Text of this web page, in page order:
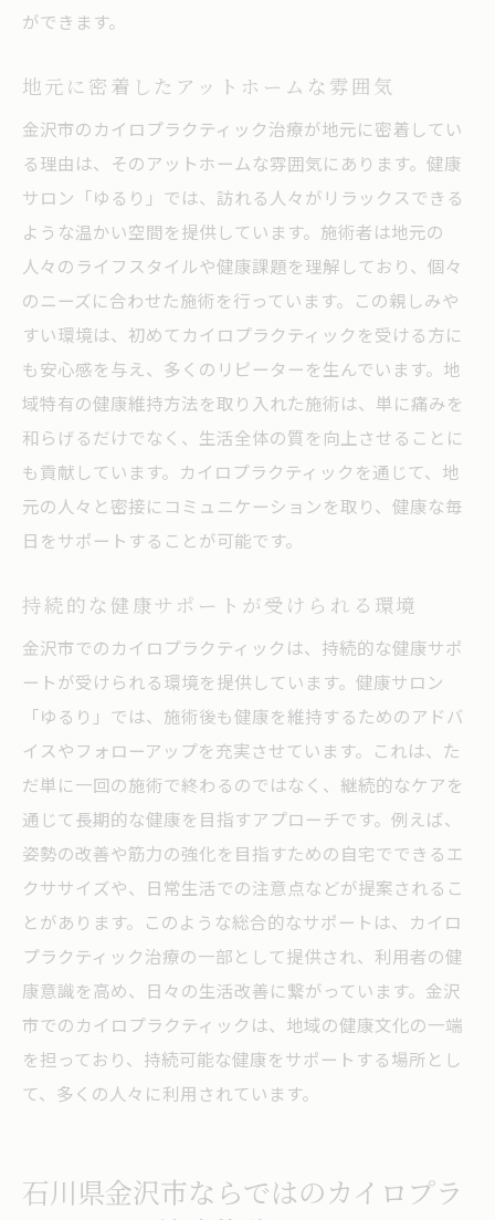
ができます。
地元に密着したアットホームな雰囲気
金沢市のカイロプラクティック治療が地元に密着してい
る理由は、そのアットホームな雰囲気にあります。健康
サロン「ゆるり」では、訪れる人々がリラックスできる
ような温かい空間を提供しています。施術者は地元の
人々のライフスタイルや健康課題を理解しており、個々
のニーズに合わせた施術を行っています。この親しみや
すい環境は、初めてカイロプラクティックを受ける方に
も安心感を与え、多くのリピーターを生んでいます。地
域特有の健康維持方法を取り入れた施術は、単に痛みを
和らげるだけでなく、生活全体の質を向上させることに
も貢献しています。カイロプラクティックを通じて、地
元の人々と密接にコミュニケーションを取り、健康な毎
日をサポートすることが可能です。
持続的な健康サポートが受けられる環境
金沢市でのカイロプラクティックは、持続的な健康サポ
ートが受けられる環境を提供しています。健康サロン
「ゆるり」では、施術後も健康を維持するためのアドバ
イスやフォローアップを充実させています。これは、た
だ単に一回の施術で終わるのではなく、継続的なケアを
通じて長期的な健康を目指すアプローチです。例えば、
姿勢の改善や筋力の強化を目指すための自宅でできるエ
クササイズや、日常生活での注意点などが提案されるこ
とがあります。このような総合的なサポートは、カイロ
プラクティック治療の一部として提供され、利用者の健
康意識を高め、日々の生活改善に繋がっています。金沢
市でのカイロプラクティックは、地域の健康文化の一端
を担っており、持続可能な健康をサポートする場所とし
て、多くの人々に利用されています。
石川県金沢市ならではのカイロプラ